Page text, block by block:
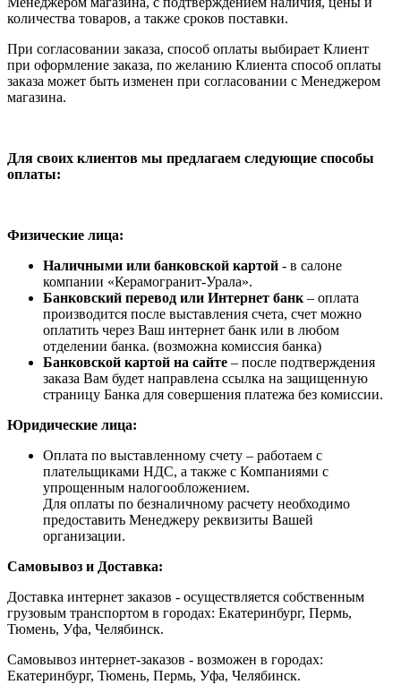
количества товаров, а также сроков поставки.
При согласовании заказа, способ оплаты выбирает Клиент
при оформление заказа, по желанию Клиента способ оплаты
заказа может быть изменен при согласовании с Менеджером
магазина.
Для своих клиентов мы предлагаем следующие способы
оплаты:
Физические лица:
Наличными или банковской картой - в салоне
компании «Керамогранит-Урала».
Банковский перевод или Интернет банк – оплата
производится после выставления счета, счет можно
оплатить через Ваш интернет банк или в любом
отделении банка. (возможна комиссия банка)
Банковской картой на сайте – после подтверждения
заказа Вам будет направлена ссылка на защищенную
страницу Банка для совершения платежа без комиссии.
Юридические лица:
Оплата по выставленному счету – работаем с
плательщиками НДС, а также с Компаниями с
упрощенным налогообложением.
Для оплаты по безналичному расчету необходимо
предоставить Менеджеру реквизиты Вашей
организации.
Самовывоз и Доставка:
Доставка интернет заказов - осуществляется собственным
грузовым транспортом в городах: Екатеринбург, Пермь,
Тюмень, Уфа, Челябинск.
Самовывоз интернет-заказов - возможен в городах:
Екатеринбург, Тюмень, Пермь, Уфа, Челябинск.